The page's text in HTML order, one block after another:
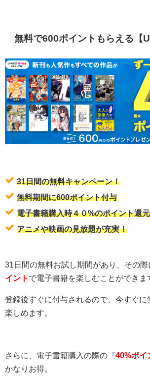
無料で600ポイントもらえる【
31日間の無料キャンペーン！
無料期間に600ポイント付与
電子書籍購入時４０%のポイント還元
アニメや映画の見放題が充実！
31日間の無料お試し期間があり、その際
イント で電子書籍を楽しむことができま
登録後すぐに付与されるので、今すぐに
楽しめます。
さらに、電子書籍購入の際の『40%ポイ
かなりお得。